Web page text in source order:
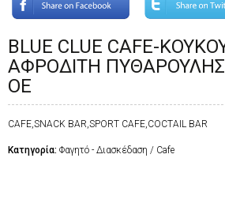
BLUE CLUE CAFE-
ΑΦΡΟΔΙΤΗ
ΟΕ
CAFE,SNACK BAR,SPORT CAFE,COCTAIL BAR
Κατηγορία: Φαγητό - Διασκέδαση / Cafe